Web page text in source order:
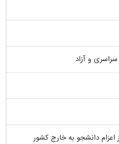
و آزاد
دانشجو به خارج کشور